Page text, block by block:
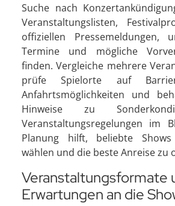
Suche nach
Veranstaltungslisten,
offiziellen Pressemeldungen,
Termine und mögliche
finden. Vergleiche mehrere
prüfe Spielorte auf
Anfahrtsmöglichkeiten und
Hinweise zu
Veranstaltungsregelungen im
Planung hilft, beliebte
wählen und die beste Anreise zu
Veranstaltungsformate
Erwartungen an die